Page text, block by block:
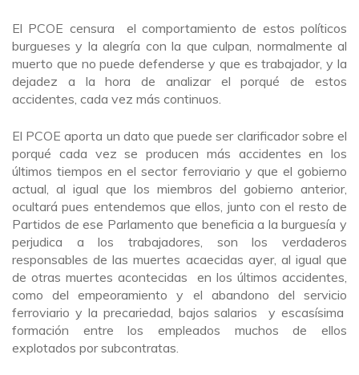
El PCOE censura el comportamiento de estos políticos
burgueses y la alegría con la que culpan, normalmente al
muerto que no puede defenderse y que es trabajador, y la
dejadez a la hora de analizar el porqué de estos
accidentes, cada vez más continuos.
El PCOE aporta un dato que puede ser clarificador sobre el
porqué cada vez se producen más accidentes en los
últimos tiempos en el sector ferroviario y que el gobierno
actual, al igual que los miembros del gobierno anterior,
ocultará pues entendemos que ellos, junto con el resto de
Partidos de ese Parlamento que beneficia a la burguesía y
perjudica a los trabajadores, son los verdaderos
responsables de las muertes acaecidas ayer, al igual que
de otras muertes acontecidas en los últimos accidentes,
como del empeoramiento y el abandono del servicio
ferroviario y la precariedad, bajos salarios y escasísima
formación entre los empleados muchos de ellos
explotados por subcontratas.